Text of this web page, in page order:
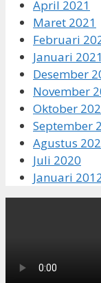
April 2021
Maret 2021
Februari
Januari 2021
Desember
November
Oktober
September
Agustus
Juli 2020
Januari